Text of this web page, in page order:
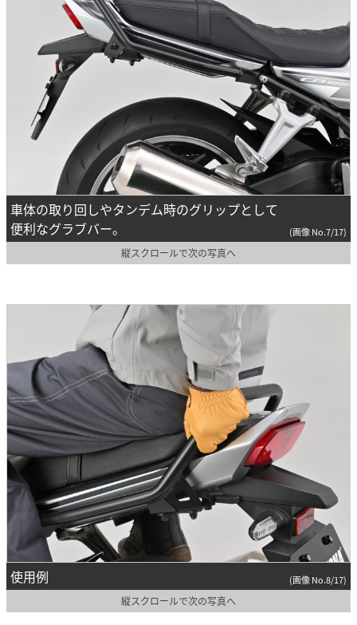
車体の取り回しやタンデム時のグリップとして
便利なグラブバー。
(画像 No.7/17)
縦スクロールで次の写真へ
使用例 (画像 No.8/17)
縦スクロールで次の写真へ